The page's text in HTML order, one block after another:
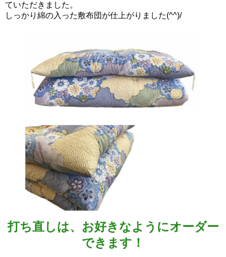
ていただきました。
しっかり綿の入った敷布団が仕上がりました(^^)/
打ち直しは、お好きなようにオーダー
できます！